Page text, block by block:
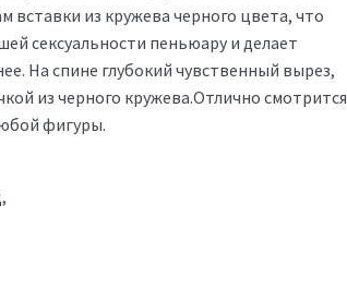
вставки из кружева черного цвета, что
сексуальности пеньюару и делает
На спине глубокий чувственный вырез,
из черного кружева.Отлично смотрится
фигуры.